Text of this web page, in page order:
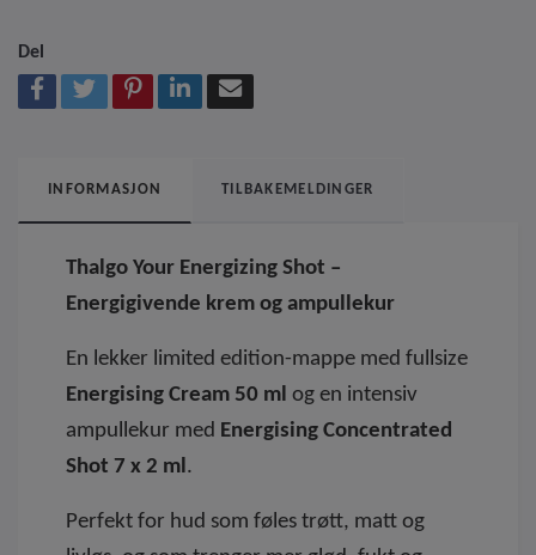
Del
INFORMASJON TILBAKEMELDINGER
Thalgo Your Energizing Shot –
Energigivende krem og ampullekur
En lekker limited edition-mappe med fullsize
Energising Cream 50 ml og en intensiv
ampullekur med Energising Concentrated
Shot 7 x 2 ml .
Perfekt for hud som føles trøtt, matt og